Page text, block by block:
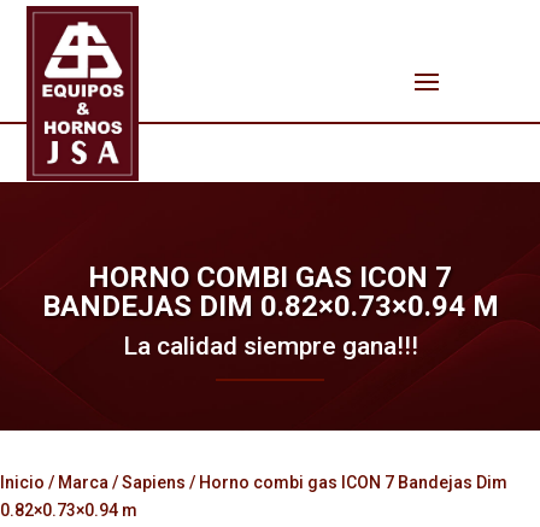
HORNO COMBI GAS ICON 7
BANDEJAS DIM 0.82×0.73×0.94 M
La calidad siempre gana!!!
Inicio / Marca /Sapiens / Horno combi gas ICON 7 Bandejas Dim
0.82×0.73×0.94 m